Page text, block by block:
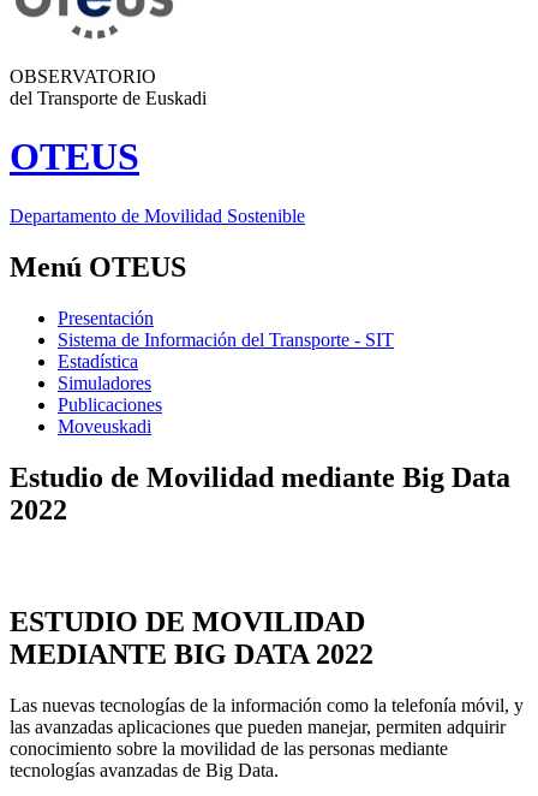
OBSERVATORIO
del Transporte de Euskadi
OTEUS
Departamento de Movilidad Sostenible
Menú OTEUS
Presentación
Sistema de Información del Transporte - SIT
Estadística
Simuladores
Publicaciones
Moveuskadi
Estudio de Movilidad mediante Big Data
2022
ESTUDIO DE MOVILIDAD
MEDIANTE BIG DATA 2022
Las nuevas tecnologías de la información como la telefonía móvil, y
las avanzadas aplicaciones que pueden manejar, permiten adquirir
conocimiento sobre la movilidad de las personas mediante
tecnologías avanzadas de Big Data.